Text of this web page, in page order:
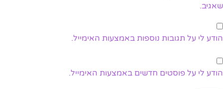
שאגיב.
הודע לי על תגובות נוספות באמצעות האימייל.
הודע לי על פוסטים חדשים באמצעות האימייל.